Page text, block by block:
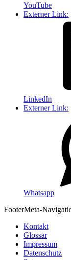
YouTube
Externer Link:
LinkedIn
Externer Link:
Whatsapp
FooterMeta-
Kontakt
Glossar
Impressum
Datenschutz